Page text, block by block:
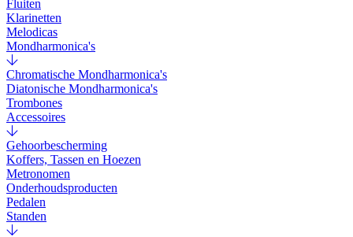
Fluiten
Klarinetten
Melodicas
Mondharmonica's
Chromatische Mondharmonica's
Diatonische Mondharmonica's
Trombones
Accessoires
Gehoorbescherming
Koffers, Tassen en Hoezen
Metronomen
Onderhoudsproducten
Pedalen
Standen